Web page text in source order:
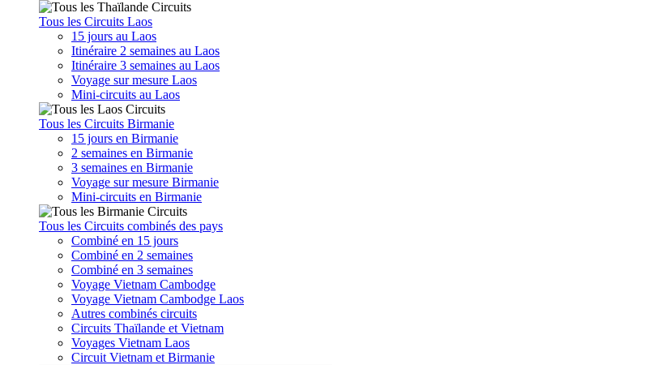
Tous les Circuits Laos
15 jours au Laos
Itinéraire 2 semaines au Laos
Itinéraire 3 semaines au Laos
Voyage sur mesure Laos
Mini-circuits au Laos
Tous les Circuits Birmanie
15 jours en Birmanie
2 semaines en Birmanie
3 semaines en Birmanie
Voyage sur mesure Birmanie
Mini-circuits en Birmanie
Tous les Circuits combinés des pays
Combiné en 15 jours
Combiné en 2 semaines
Combiné en 3 semaines
Voyage Vietnam Cambodge
Voyage Vietnam Cambodge Laos
Autres combinés circuits
Circuits Thaïlande et Vietnam
Voyages Vietnam Laos
Circuit Vietnam et Birmanie